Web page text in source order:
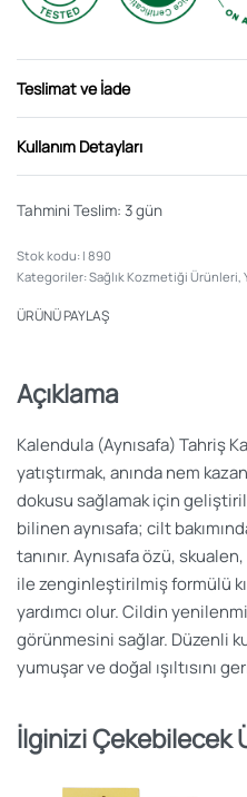
Teslimat ve İade
Kullanım Detayları
Tahmini Teslim: 3 gün
I 890
Kategoriler:Sağlık Kozmetiği Ürünleri
ÜRÜNÜ PAYLAŞ
Açıklama
Kalendula (Aynısafa) Tahriş
yatıştırmak, anında nem
dokusu sağlamak için
bilinen aynısafa; cilt
tanınır. Aynısafa özü,
ile zenginleştirilmiş formülü
yardımcı olur. Cildin
görünmesini sağlar. Düzenli
yumuşar ve doğal ışıltısını
İlginizi Çekebilecek